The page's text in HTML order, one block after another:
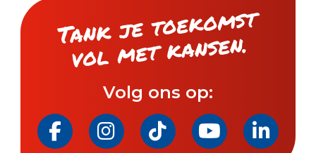
Tank je toeko
mst
vol
met kansen.
Volg ons op: